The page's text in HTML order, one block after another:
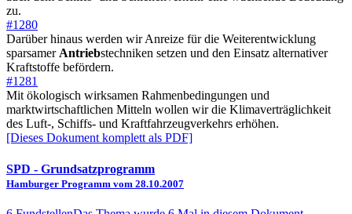
zu.
#1280
Darüber hinaus werden wir Anreize für die Weiterentwicklung
sparsamer Antriebstechniken setzen und den Einsatz alternativer
Kraftstoffe befördern.
#1281
Mit ökologisch wirksamen Rahmenbedingungen und
marktwirtschaftlichen Mitteln wollen wir die Klimaverträglichkeit
des Luft-, Schiffs- und Kraftfahrzeugverkehrs erhöhen.
[Dieses Dokument komplett als PDF]
SPD - Grundsatzprogramm
Hamburger Programm vom 28.10.2007